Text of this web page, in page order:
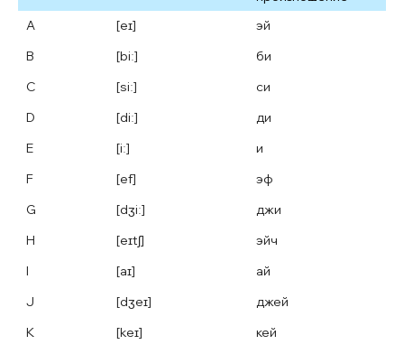
эй
B
[biː] би
C
[siː] си
D
[diː] ди
E
[iː] и
F
[ef] эф
G
[dʒiː] джи
H
[eɪtʃ] эйч
I
[aɪ] ай
J
[dʒeɪ] джей
K
[keɪ] кей